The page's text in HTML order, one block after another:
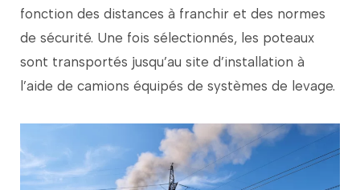
fonction des distances à franchir et des normes
de sécurité. Une fois sélectionnés, les poteaux
sont transportés jusqu’au site d’installation à
l’aide de camions équipés de systèmes de levage.